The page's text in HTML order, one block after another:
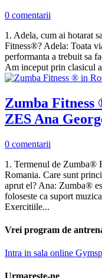
0 comentarii
1. Adela, cum ai hotarat
Fitness®? Adela: Toata
performanta a trebuit sa
Am inceput prin clasicul
Zumba
ZES Ana
0 comentarii
1. Termenul de Zumba®
Romania. Care sunt
aprut el? Ana: Zumba®
foloseste ca suport
Exercitiile...
Vrei program de
Intra in sala online